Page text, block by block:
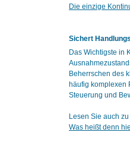
Die einzige
Sichert
Das Wichtigste in
Beherrschen des
häufig komplexen
Steuerung und
Lesen Sie auch
Was heißt denn